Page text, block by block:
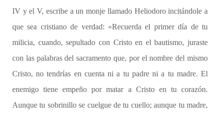
IV y el V, escribe a un monje llamado Heliodoro incitándole a
que sea cristiano de verdad: «Recuerda el primer día de tu
milicia, cuando, sepultado con Cristo en el bautismo, juraste
con las palabras del sacramento que, por el nombre del mismo
Cristo, no tendrías en cuenta ni a tu padre ni a tu madre. El
enemigo tiene empeño por matar a Cristo en tu corazón.
Aunque tu sobrinillo se cuelgue de tu cuello; aunque tu madre,